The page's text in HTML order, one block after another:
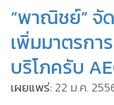
•
คอลัมนิสต์
ละคร
• CbizReview
• Cyber BIZ
• ผู้จัดกวน
“พาณิชย์” จั
เพิ่มมาตรกา
บริโภครับ
เผยแพร่: 22 ม.ค.